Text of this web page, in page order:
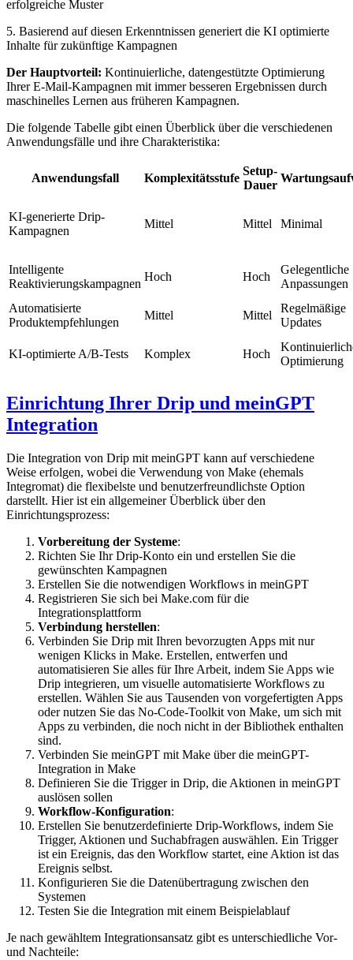
erfolgreiche Muster
5. Basierend auf diesen Erkenntnissen generiert die KI optimierte
Inhalte für zukünftige Kampagnen
Der Hauptvorteil: Kontinuierliche, datengestützte Optimierung
Ihrer E-Mail-Kampagnen mit immer besseren Ergebnissen durch
maschinelles Lernen aus früheren Kampagnen.
Die folgende Tabelle gibt einen Überblick über die verschiedenen
Anwendungsfälle und ihre Charakteristika:
Anwendungsfall Komplexitätsstufe
Setup-
Dauer
KI-generierte Drip-
Kampagnen
Mittel Mittel Minimal
Intelligente
Reaktivierungskampagnen
Hoch Hoch
Gelegentliche
Anpassungen
Automatisierte
Produktempfehlungen
Mittel Mittel
Regelmäßige
Updates
KI-optimierte A/B-Tests Komplex Hoch
Optimierung
Einrichtung Ihrer Drip und meinGPT
Integration
Die Integration von Drip mit meinGPT kann auf verschiedene
Weise erfolgen, wobei die Verwendung von Make (ehemals
Integromat) die flexibelste und benutzerfreundlichste Option
darstellt. Hier ist ein allgemeiner Überblick über den
Einrichtungsprozess:
Vorbereitung der Systeme:
Richten Sie Ihr Drip-Konto ein und erstellen Sie die
gewünschten Kampagnen
Erstellen Sie die notwendigen Workflows in meinGPT
Registrieren Sie sich bei Make.com für die
Integrationsplattform
Verbindung herstellen:
Verbinden Sie Drip mit Ihren bevorzugten Apps mit nur
wenigen Klicks in Make. Erstellen, entwerfen und
automatisieren Sie alles für Ihre Arbeit, indem Sie Apps wie
Drip integrieren, um visuelle automatisierte Workflows zu
erstellen. Wählen Sie aus Tausenden von vorgefertigten Apps
oder nutzen Sie das No-Code-Toolkit von Make, um sich mit
Apps zu verbinden, die noch nicht in der Bibliothek enthalten
sind.
Verbinden Sie meinGPT mit Make über die meinGPT-
Integration in Make
Definieren Sie die Trigger in Drip, die Aktionen in meinGPT
auslösen sollen
Workflow-Konfiguration:
Erstellen Sie benutzerdefinierte Drip-Workflows, indem Sie
Trigger, Aktionen und Suchabfragen auswählen. Ein Trigger
ist ein Ereignis, das den Workflow startet, eine Aktion ist das
Ereignis selbst.
Konfigurieren Sie die Datenübertragung zwischen den
Systemen
Testen Sie die Integration mit einem Beispielablauf
Je nach gewähltem Integrationsansatz gibt es unterschiedliche Vor-
und Nachteile: